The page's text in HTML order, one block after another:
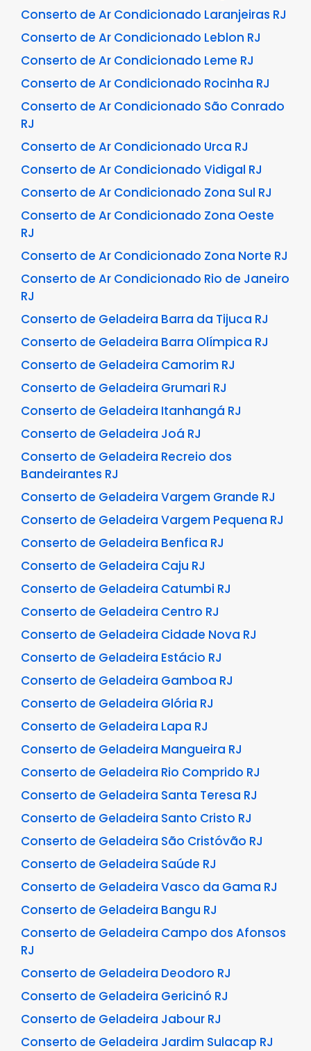
Conserto de Ar Condicionado Laranjeiras RJ
Conserto de Ar Condicionado Leblon RJ
Conserto de Ar Condicionado Leme RJ
Conserto de Ar Condicionado Rocinha RJ
Conserto de Ar Condicionado São Conrado
RJ
Conserto de Ar Condicionado Urca RJ
Conserto de Ar Condicionado Vidigal RJ
Conserto de Ar Condicionado Zona Sul RJ
Conserto de Ar Condicionado Zona Oeste
RJ
Conserto de Ar Condicionado Zona Norte RJ
Conserto de Ar Condicionado Rio de Janeiro
RJ
Conserto de Geladeira Barra da Tijuca RJ
Conserto de Geladeira Barra Olímpica RJ
Conserto de Geladeira Camorim RJ
Conserto de Geladeira Grumari RJ
Conserto de Geladeira Itanhangá RJ
Conserto de Geladeira Joá RJ
Conserto de Geladeira Recreio dos
Bandeirantes RJ
Conserto de Geladeira Vargem Grande RJ
Conserto de Geladeira Vargem Pequena RJ
Conserto de Geladeira Benfica RJ
Conserto de Geladeira Caju RJ
Conserto de Geladeira Catumbi RJ
Conserto de Geladeira Centro RJ
Conserto de Geladeira Cidade Nova RJ
Conserto de Geladeira Estácio RJ
Conserto de Geladeira Gamboa RJ
Conserto de Geladeira Glória RJ
Conserto de Geladeira Lapa RJ
Conserto de Geladeira Mangueira RJ
Conserto de Geladeira Rio Comprido RJ
Conserto de Geladeira Santa Teresa RJ
Conserto de Geladeira Santo Cristo RJ
Conserto de Geladeira São Cristóvão RJ
Conserto de Geladeira Saúde RJ
Conserto de Geladeira Vasco da Gama RJ
Conserto de Geladeira Bangu RJ
Conserto de Geladeira Campo dos Afonsos
RJ
Conserto de Geladeira Deodoro RJ
Conserto de Geladeira Gericinó RJ
Conserto de Geladeira Jabour RJ
Conserto de Geladeira Jardim Sulacap RJ